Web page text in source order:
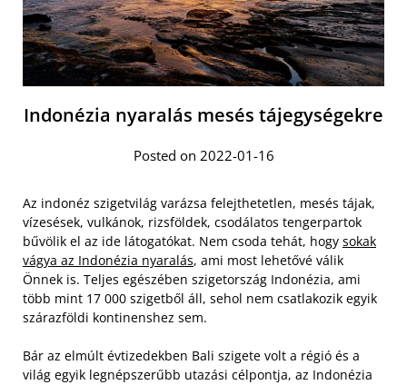
Indonézia nyaralás mesés tájegységekre
Posted on 2022-01-16
Az indonéz szigetvilág varázsa felejthetetlen, mesés tájak,
vízesések, vulkánok, rizsföldek, csodálatos tengerpartok
bűvölik el az ide látogatókat. Nem csoda tehát, hogy sokak
vágya az Indonézia nyaralás, ami most lehetővé válik
Önnek is. Teljes egészében szigetország Indonézia, ami
több mint 17 000 szigetből áll, sehol nem csatlakozik egyik
szárazföldi kontinenshez sem.
Bár az elmúlt évtizedekben Bali szigete volt a régió és a
világ egyik legnépszerűbb utazási célpontja, az Indonézia